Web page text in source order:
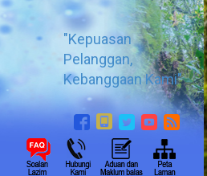
"Kepuasan
Pelanggan,
Kebanggaan Kami"